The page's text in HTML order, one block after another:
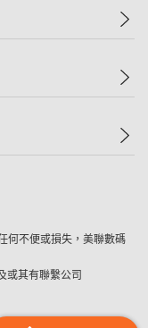
何不便或損失，美聯數碼
或其有聯繫公司